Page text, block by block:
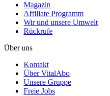
Magazin
Affiliate Programm
Wir und unsere Umwelt
Rückrufe
Über uns
Kontakt
Über VitalAbo
Unsere Gruppe
Freie Jobs